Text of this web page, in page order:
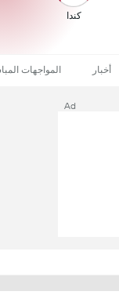
كندا
أخبار المواجهات
Ad